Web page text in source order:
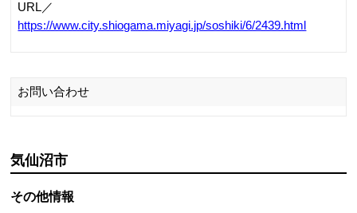
URL／
https://www.city.shiogama.miyagi.jp/soshiki/6/2439.html
お問い合わせ
気仙沼市
その他情報